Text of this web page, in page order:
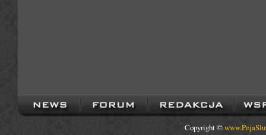
Copyright ©